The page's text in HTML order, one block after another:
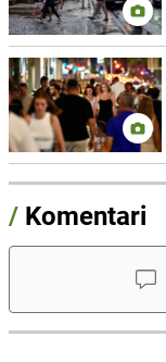
/ Komentari